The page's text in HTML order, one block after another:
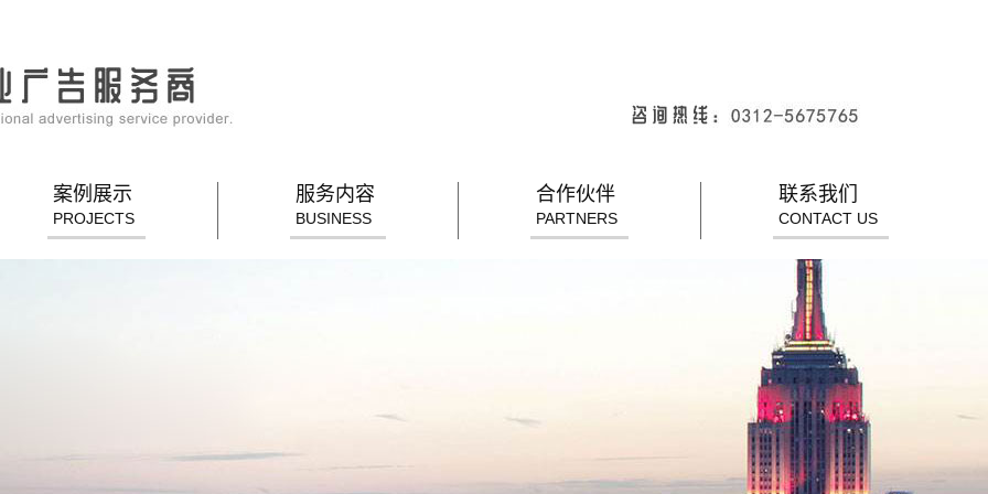
案例展示
PROJECTS
服务内容
BUSINESS
合作伙伴
PARTNERS
联系我们
CONTACT US